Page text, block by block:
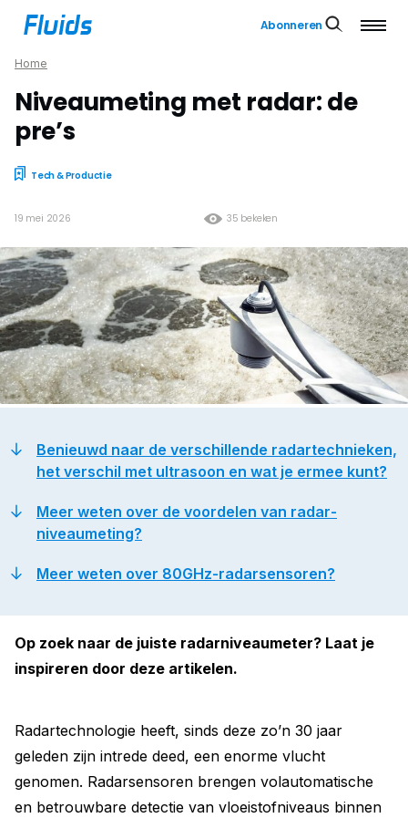
Abonneren
Home
Niveaumeting met radar: de
pre’s
Tech & Productie
35 bekeken
19 mei 2026
Benieuwd naar de verschillende radartechnieken,
het verschil met ultrasoon en wat je ermee kunt?
Meer weten over de voordelen van radar­
niveaumeting?
Meer weten over 80GHz-radarsensoren?
Op zoek naar de juiste radarniveaumeter? Laat je
inspireren door deze artikelen.
Radartechnologie heeft, sinds deze zo’n 30 jaar
geleden zijn intrede deed, een enorme vlucht
genomen. Radarsensoren brengen volautomatische
en betrouwbare detectie van vloeistofniveaus binnen